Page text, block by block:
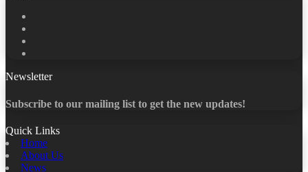
Newsletter
Subscribe to our mailing list to get the new updates!
Quick Links
Home
About Us
News